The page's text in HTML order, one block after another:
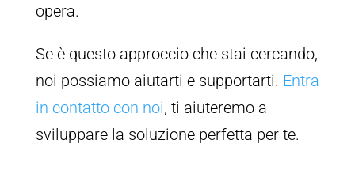
opera.
Se è questo approccio che stai cercando,
noi possiamo aiutarti e supportarti. Entra
in contatto con noi, ti aiuteremo a
sviluppare la soluzione perfetta per te.